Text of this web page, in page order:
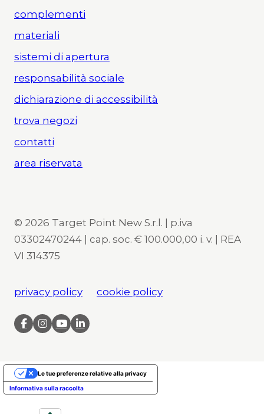
complementi
materiali
sistemi di apertura
responsabilità sociale
dichiarazione di accessibilità
trova negozi
contatti
area riservata
© 2026 Target Point New S.r.l. | p.iva
03302470244 | cap. soc. € 100.000,00 i. v. | REA
VI 314375
privacy policy cookie policy
Informativa sulla raccolta
Le tue preferenze relative alla privacy